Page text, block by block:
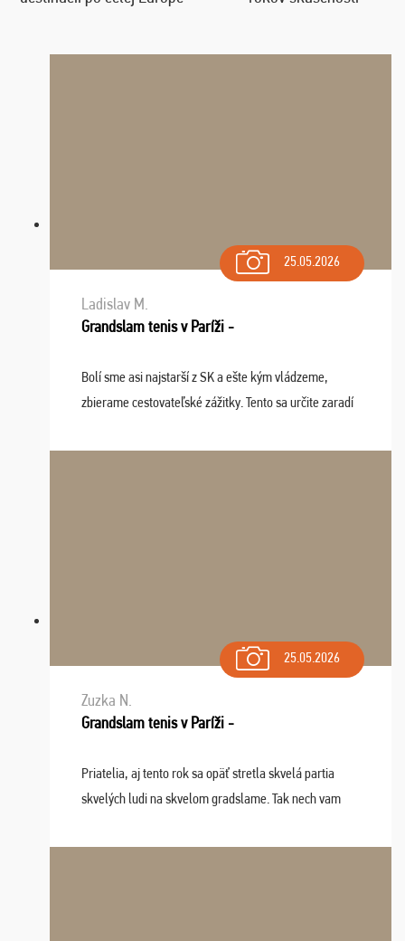
25.05.2026
Ladislav M.
Grandslam tenis v Paríži -
Bolí sme asi najstarší z SK a ešte kým vládzeme,
zbierame cestovateľské zážitky. Tento sa určite zaradí
osudu - pohodový šefík Meďo, dobrá parti ...
25.05.2026
Zuzka N.
Grandslam tenis v Paríži -
Priatelia, aj tento rok sa opäť stretla skvelá partia
skvelých ludi na skvelom gradslame. Tak nech vam
sa na budúci rok. Prajem vam este veľa ta ...